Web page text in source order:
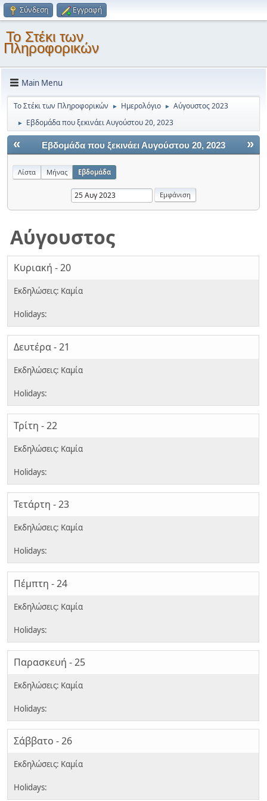
Σύνδεση Εγγραφή
Το Στέκι των
Πληροφορικών
Main Menu
Το Στέκι των Πληροφορικών ► Ημερολόγιο ► Αύγουστος 2023
► Εβδομάδα που ξεκινάει Αυγούστου 20, 2023
« »
Εβδομάδα που ξεκινάει Αυγούστου 20, 2023
Λίστα Μήνας Εβδομάδα
Αύγουστος
Κυριακή - 20
Δευτέρα - 21
Τρίτη - 22
Τετάρτη - 23
Πέμπτη - 24
Παρασκευή - 25
Σάββατο - 26